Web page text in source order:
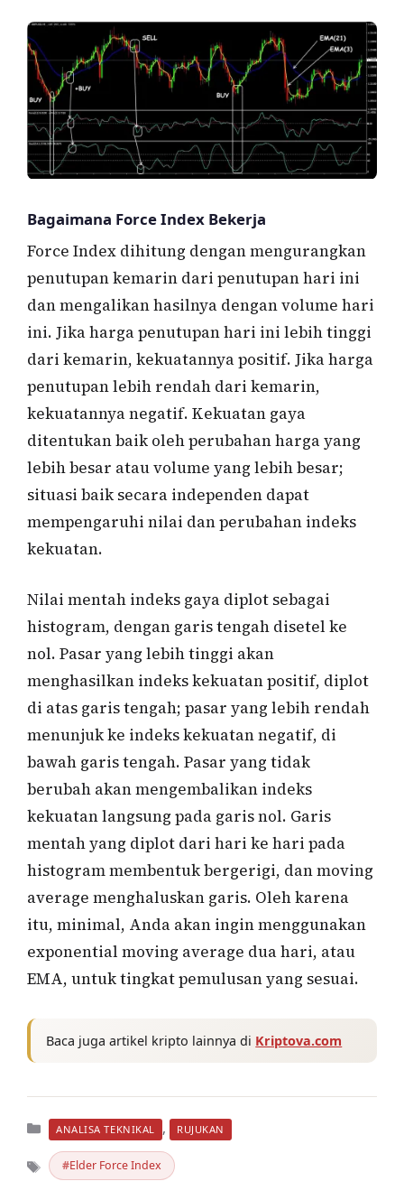
Bagaimana Force Index Bekerja
Force Index dihitung dengan mengurangkan
penutupan kemarin dari penutupan hari ini
dan mengalikan hasilnya dengan volume hari
ini. Jika harga penutupan hari ini lebih tinggi
dari kemarin, kekuatannya positif. Jika harga
penutupan lebih rendah dari kemarin,
kekuatannya negatif. Kekuatan gaya
ditentukan baik oleh perubahan harga yang
lebih besar atau volume yang lebih besar;
situasi baik secara independen dapat
mempengaruhi nilai dan perubahan indeks
kekuatan.
Nilai mentah indeks gaya diplot sebagai
histogram, dengan garis tengah disetel ke
nol. Pasar yang lebih tinggi akan
menghasilkan indeks kekuatan positif, diplot
di atas garis tengah; pasar yang lebih rendah
menunjuk ke indeks kekuatan negatif, di
bawah garis tengah. Pasar yang tidak
berubah akan mengembalikan indeks
kekuatan langsung pada garis nol. Garis
mentah yang diplot dari hari ke hari pada
histogram membentuk bergerigi, dan moving
average menghaluskan garis. Oleh karena
itu, minimal, Anda akan ingin menggunakan
exponential moving average dua hari, atau
EMA, untuk tingkat pemulusan yang sesuai.
Baca juga artikel kripto lainnya di Kriptova.com
Kategori
ANALISA TEKNIKAL , RUJUKAN
Tag Elder Force Index